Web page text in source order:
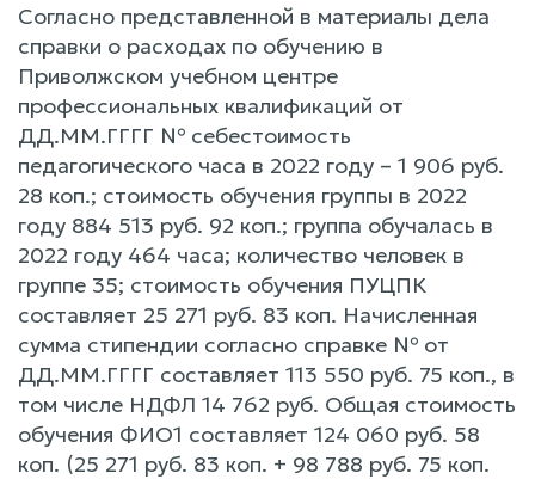
Согласно представленной в материалы дела
справки о расходах по обучению в
Приволжском учебном центре
профессиональных квалификаций от
ДД.ММ.ГГГГ № себестоимость
педагогического часа в 2022 году – 1 906 руб.
28 коп.; стоимость обучения группы в 2022
году 884 513 руб. 92 коп.; группа обучалась в
2022 году 464 часа; количество человек в
группе 35; стоимость обучения ПУЦПК
составляет 25 271 руб. 83 коп. Начисленная
сумма стипендии согласно справке № от
ДД.ММ.ГГГГ составляет 113 550 руб. 75 коп., в
том числе НДФЛ 14 762 руб. Общая стоимость
обучения ФИО1 составляет 124 060 руб. 58
коп. (25 271 руб. 83 коп. + 98 788 руб. 75 коп.